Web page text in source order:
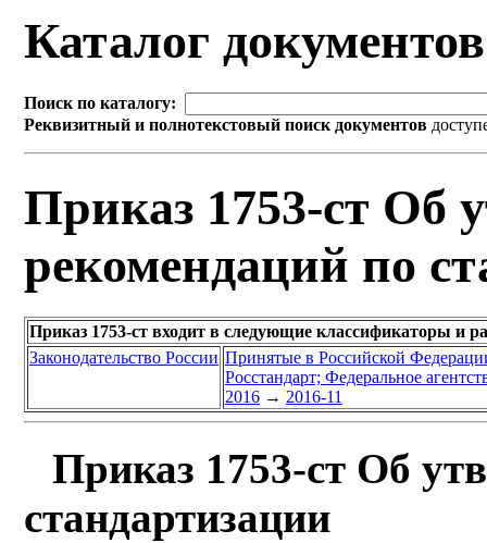
Каталог
Поиск по каталогу:
Реквизитный и полнотекстовый поиск документов
Приказ 1753-ст Об
рекомендаций по
Приказ 1753-ст входит в следующие классификаторы и
Законодательство России Принятые в Российской
Росстандарт; Федеральное
2016 → 2016-11
Приказ 1753-ст Об
стандартизации